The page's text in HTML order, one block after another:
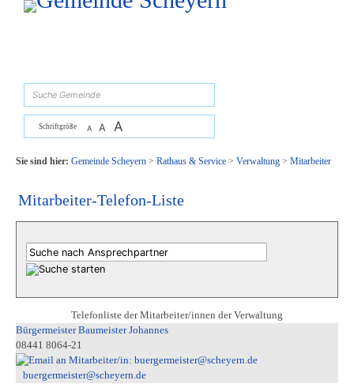
Zum Inhalt, zur Navigationoder zur Startseite springen.
Schriftgröße A A A
Sie sind hier: Gemeinde Scheyern> Rathaus & Service> Verwaltung> Mitarbeiter
Mitarbeiter-Telefon-Liste
Telefonliste der Mitarbeiter/innen der Verwaltung
Bürgermeister Baumeister Johannes
08441 8064-21
buergermeister@scheyern.de